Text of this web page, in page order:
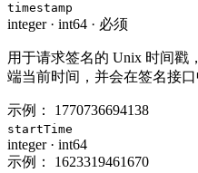
timestamp
integer· int64 · 必须
用于请求签名的 Unix 时间戳
端当前时间，并会在签名接
示例： 1770736694138
startTime
integer· int64
示例：
1623319461670